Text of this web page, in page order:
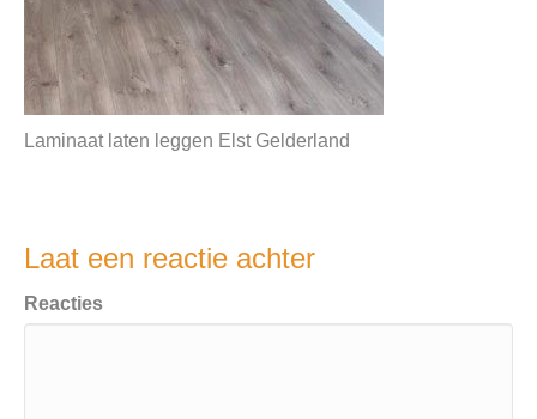
Laminaat laten leggen Elst Gelderland
Laat een reactie achter
Reacties